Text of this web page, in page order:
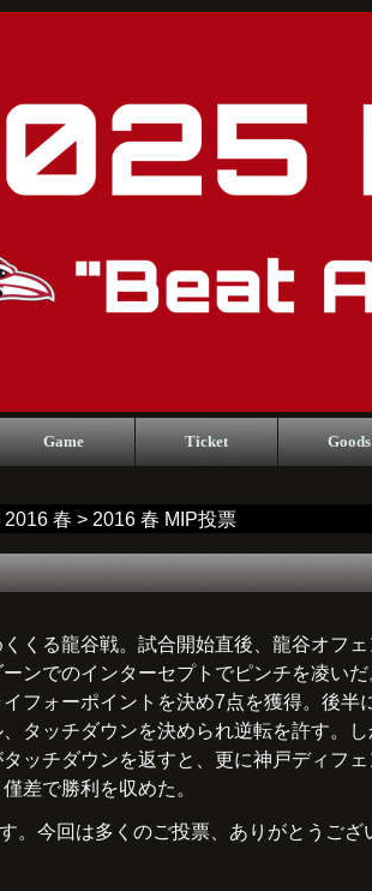
Game Ticket Goods
2016 春 > 2016 春 MIP投票
くる龍谷戦。試合開始直後、龍谷オフ
ンでのインターセプトでピンチを凌い
フォーポイントを決め7点を獲得。後半
タッチダウンを決められ逆転を許す。
ッチダウンを返すと、更に神戸ディフ
差で勝利を収めた。
。今回は多くのご投票、ありがとうござ